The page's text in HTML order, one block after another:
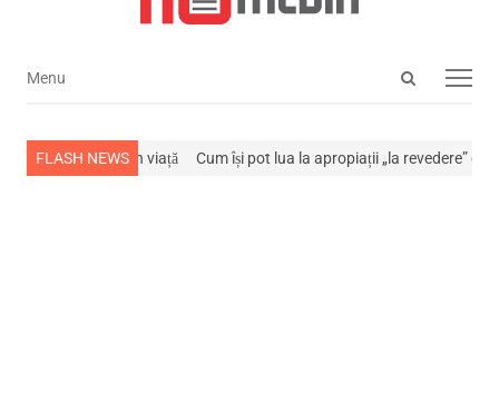
Open
Menu
Menu
FLASH NEWS
s-a stins din viață Cum își pot lua la apropiații „la revedere” de la…